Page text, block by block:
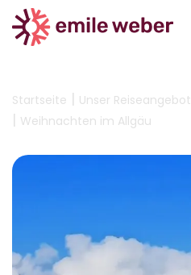
Startseite | Unser Reiseangebot
| Weihnachten im Allgäu